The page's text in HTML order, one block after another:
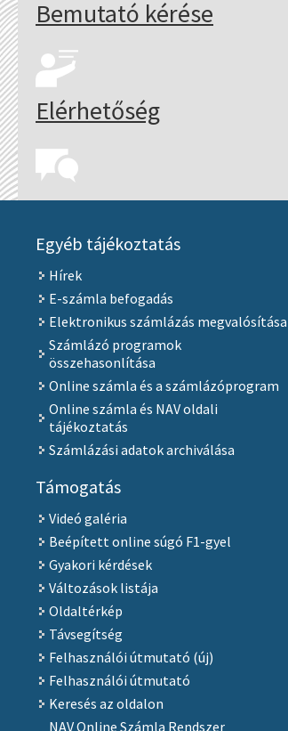
Bemutató kérése
Elérhetőség
Egyéb tájékoztatás
Hírek
E-számla befogadás
Elektronikus számlázás megvalósítása
Számlázó programok
összehasonlítása
Online számla és a számlázóprogram
Online számla és NAV oldali
tájékoztatás
Számlázási adatok archiválása
Támogatás
Videó galéria
Beépített online súgó F1-gyel
Gyakori kérdések
Változások listája
Oldaltérkép
Távsegítség
Felhasználói útmutató (új)
Felhasználói útmutató
Keresés az oldalon
NAV Online Számla Rendszer